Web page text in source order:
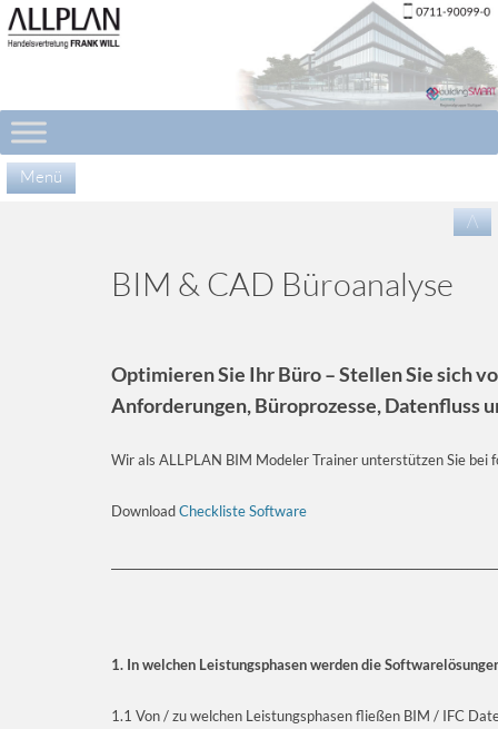
Menü
/\
BIM & CAD Büroanalyse
Optimieren Sie Ihr Büro –Stellen Sie sich
Anforderungen, Büroprozesse, Datenfluss
Wir als ALLPLAN BIM Modeler Trainer unterstützen Sie bei
DownloadCheckliste Software
1. In welchen Leistungsphasen werden die
1.1 Von / zu welchen Leistungsphasen fließen BIM / IFC